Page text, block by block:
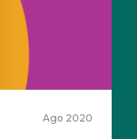
Ago 2020